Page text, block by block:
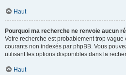
Haut
Pourquoi ma recherche ne renvoie aucun
Votre recherche est probablement trop
courants non indexés par phpBB. Vous
utilisant les options disponibles dans la
Haut